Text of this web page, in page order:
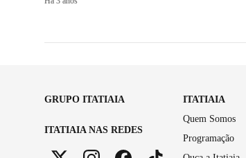
GRUPO ITATIAIA
ITATIAIA NAS REDES
ITATIAIA
Quem Somos
Programação